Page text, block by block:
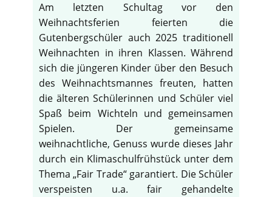
Am letzten Schultag vor den
Weihnachtsferien feierten die
Gutenbergschüler auch 2025 traditionell
Weihnachten in ihren Klassen. Während
sich die jüngeren Kinder über den Besuch
des Weihnachtsmannes freuten, hatten
die älteren Schülerinnen und Schüler viel
Spaß beim Wichteln und gemeinsamen
Spielen. Der gemeinsame
weihnachtliche, Genuss wurde dieses Jahr
durch ein Klimaschulfrühstück unter dem
Thema „Fair Trade“ garantiert. Die Schüler
verspeisten u.a. fair gehandelte